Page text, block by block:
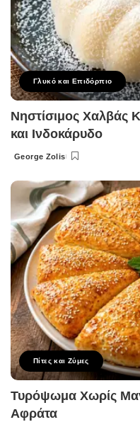
Γλυκό και Επιδόρπιο
Νηστίσιμος Χαλβάς
και Ινδοκάρυδο
Posted
George Zolis
Πίτες και Ζύμες
Τυρόψωμα Χωρίς
Αφράτα